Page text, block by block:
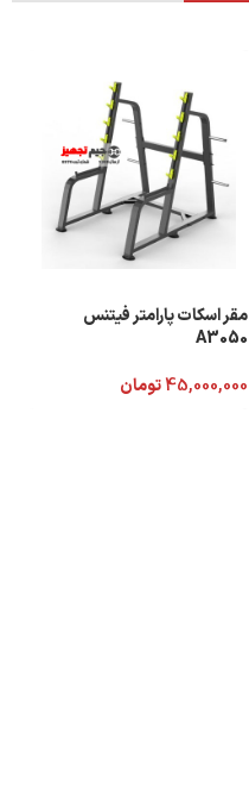
مقر اسکات پارامتر فیتنس
A3050
45,000,000تومان